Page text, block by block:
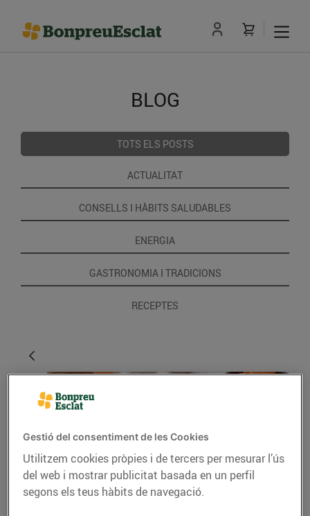
BLOG
TOTS ELS POSTS
ACTUALITAT
CONSELLS I HÀBITS SALUDABLES
ENERGIA
GASTRONOMIA I TRADICIONS
RECEPTES
Gestió del consentiment de les Cookies
Utilitzem cookies pròpies i de tercers per mesurar l’ús
del web i mostrar publicitat basada en un perfil
segons els teus hàbits de navegació.